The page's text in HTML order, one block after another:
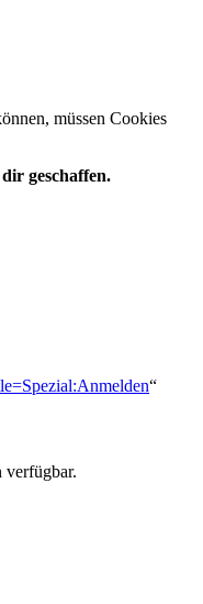
müssen Cookies
geschaffen.
“
verfügbar.